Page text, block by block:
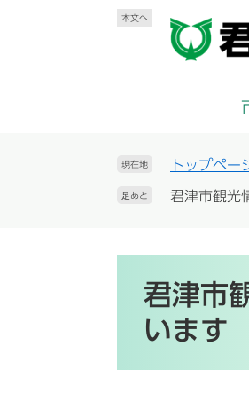
本文へ
現在地 トップペー
足あと 君津市観光
君津市
います